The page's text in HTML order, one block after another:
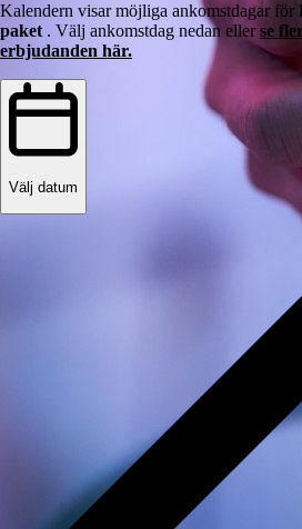
Kalendern visar möjliga ankomstdagar för
paket . Välj ankomstdag nedan eller se
erbjudanden här.
Välj datum